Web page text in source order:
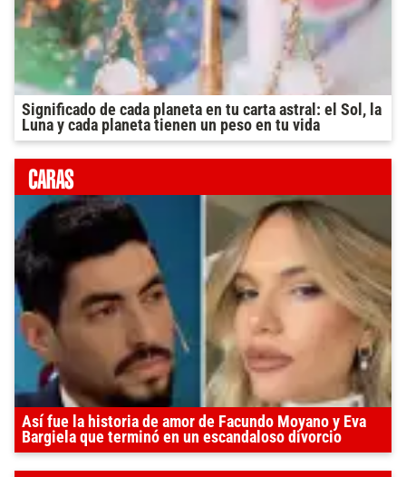
Significado de cada planeta en tu carta astral: el Sol, la
Luna y cada planeta tienen un peso en tu vida
Así fue la historia de amor de Facundo Moyano y Eva
Bargiela que terminó en un escandaloso divorcio